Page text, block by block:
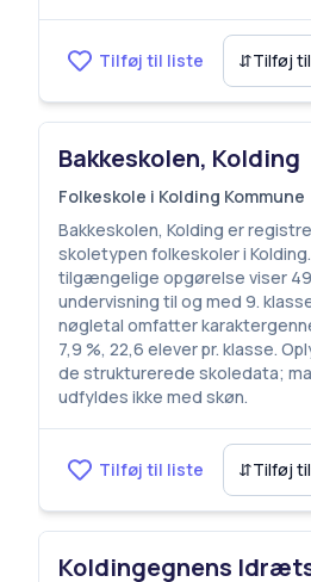
Tilføj til liste ⇵Tilføj
Bakkeskolen, Kolding
Folkeskole i Kolding Kommune
Bakkeskolen, Kolding er
skoletypen folkeskoler i
tilgængelige opgørelse viser
undervisning til og med 9.
nøgletal omfatter
7,9 %, 22,6 elever pr. klasse.
de strukturerede skoledata;
udfyldes ikke med skøn.
Tilføj til liste ⇵Tilføj
Koldingegnens